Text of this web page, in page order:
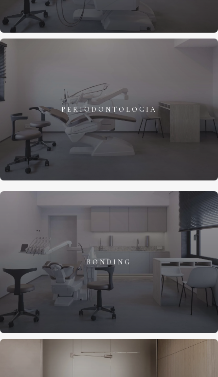
PERIODONTOLOGIA
BONDING